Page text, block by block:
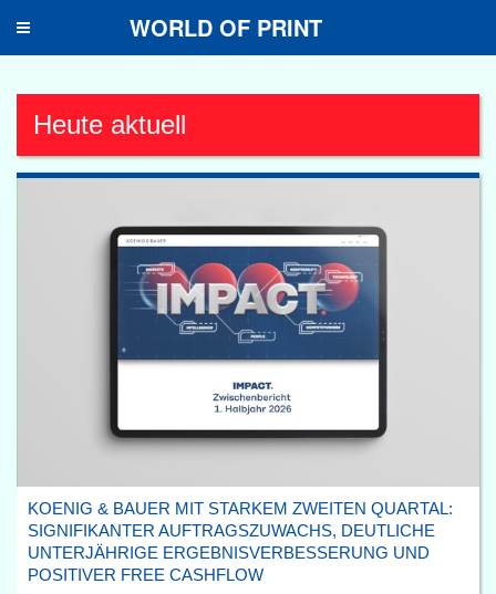
Toggle
WORLD OF PRINT
Heute aktuell
KOENIG & BAUER MIT STARKEM ZWEITEN QUARTAL:
SIGNIFIKANTER AUFTRAGSZUWACHS, DEUTLICHE
UNTERJÄHRIGE ERGEBNISVERBESSERUNG UND
POSITIVER FREE CASHFLOW